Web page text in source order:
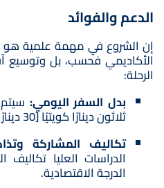
الدعم والفوائد
إن الشروع في مهمة علمية هو
الأكاديمي فحسب، بل
الرحلة:
بدل السفر اليومي:
ثلاثون دينارًا كويتيًا [30 دينارًا كويتيًا] لتغطية نفقاتك.
تكاليف المشاركة
الدراسات العليا
الدرجة الاقتصادية.